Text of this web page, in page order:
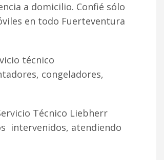
a domicilio. Confié sólo
en todo Fuerteventura
técnico
congeladores,
Técnico Liebherr
intervenidos, atendiendo